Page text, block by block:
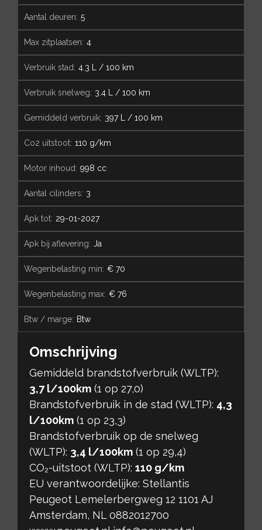
aantal deuren: 5
max zitplaatsen: 4
verbruik stad: 4.3 L / 100 km
verbruik snelweg: 3.4 L / 100 km
gemiddeld verbruik: 397 L / 100 km
co2 uitstoot: 110 g/km
motor inhoud: 998 cc
aantal cilinders: 3
apk tot: 29-01-2027
apk bij aflevering: Ja
wegenbelasting min: € 70
wegenbelasting max: € 76
btw / marge: Btw
Omschrijving
Gemiddeld brandstofverbruik (WLTP):
3,7 l/100km (1 op 27,0)
Brandstofverbruik in de stad (WLTP): 4,3
l/100km (1 op 23,3)
Brandstofverbruik op de snelweg
(WLTP): 3,4 l/100km (1 op 29,4)
CO₂-uitstoot (WLTP): 110 g/km
EU verantwoordelijke: Stellantis
Peugeot Lemelerbergweg 12 1101 AJ
Amsterdam, NL 0882012700